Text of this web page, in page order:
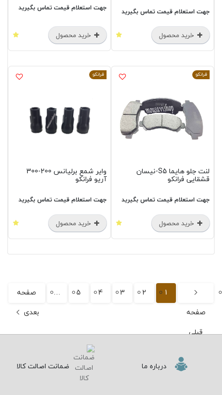
جهت استعلام قیمت تماس بگیرید
خرید محصول
جهت استعلام قیمت تماس بگیرید
خرید محصول
فرانکو
لنت جلو هایما S5-نیسان
قشقایی فرانکو
جهت استعلام قیمت تماس بگیرید
خرید محصول
فرانکو
وایر شمع برلیانس 200-300
آریو فرانکو
جهت استعلام قیمت تماس بگیرید
خرید محصول
صفحه
قبلی
1
2
3
4
5
…
صفحه
بعدی
درباره ما ضمانت اصالت کالا